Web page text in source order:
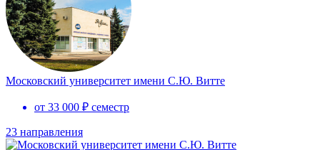
Московский университет имени С.Ю. Витте
от 33 000 ₽ семестр
23 направления